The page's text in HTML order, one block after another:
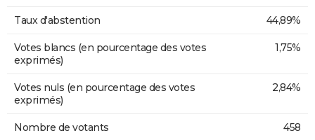
Taux d'abstention 44,89%
Votes blancs (en pourcentage des votes
exprimés)
1,75%
Votes nuls (en pourcentage des votes
exprimés)
2,84%
Nombre de votants 458